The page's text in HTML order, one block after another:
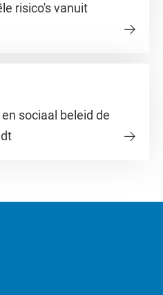
risico's vanuit
sociaal beleid de